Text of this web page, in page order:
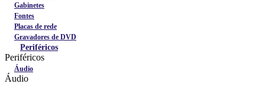
Gabinetes
Fontes
Placas de rede
Gravadores de DVD
Periféricos
Periféricos
Áudio
Áudio